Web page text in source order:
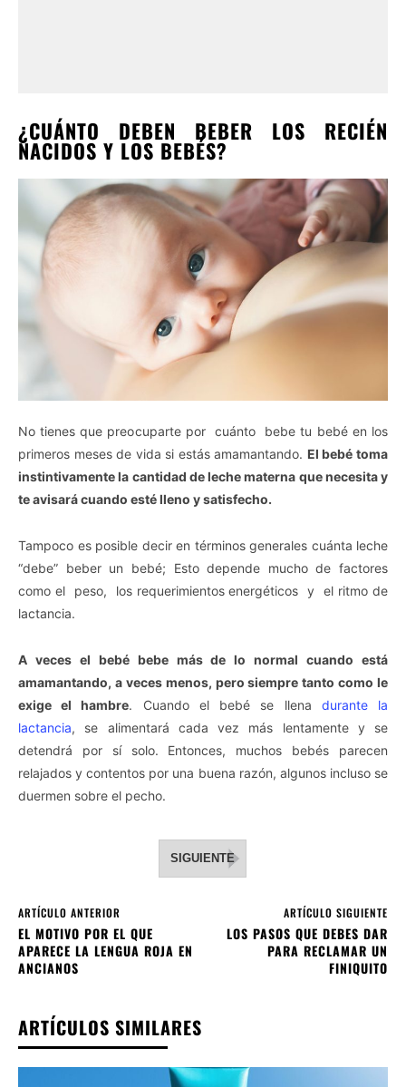
¿CUÁNTO DEBEN BEBER LOS RECIÉN
NACIDOS Y LOS BEBÉS?
No tienes que preocuparte por cuánto bebe tu bebé en los
primeros meses de vida si estás amamantando. El bebé toma
instintivamente la cantidad de leche materna que necesita y
te avisará cuando esté lleno y satisfecho.
Tampoco es posible decir en términos generales cuánta leche
“debe” beber un bebé; Esto depende mucho de factores
como el peso, los requerimientos energéticos y el ritmo de
lactancia.
A veces el bebé bebe más de lo normal cuando está
amamantando, a veces menos, pero siempre tanto como le
exige el hambre. Cuando el bebé se llena durante la
lactancia, se alimentará cada vez más lentamente y se
detendrá por sí solo. Entonces, muchos bebés parecen
relajados y contentos por una buena razón, algunos incluso se
duermen sobre el pecho.
SIGUIENTE
ARTÍCULO ANTERIOR
EL MOTIVO POR EL QUE
APARECE LA LENGUA ROJA EN
ANCIANOS
ARTÍCULO SIGUIENTE
LOS PASOS QUE DEBES DAR
PARA RECLAMAR UN
FINIQUITO
ARTÍCULOS SIMILARES